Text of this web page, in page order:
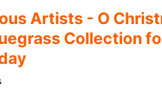
Artists - O
Collection